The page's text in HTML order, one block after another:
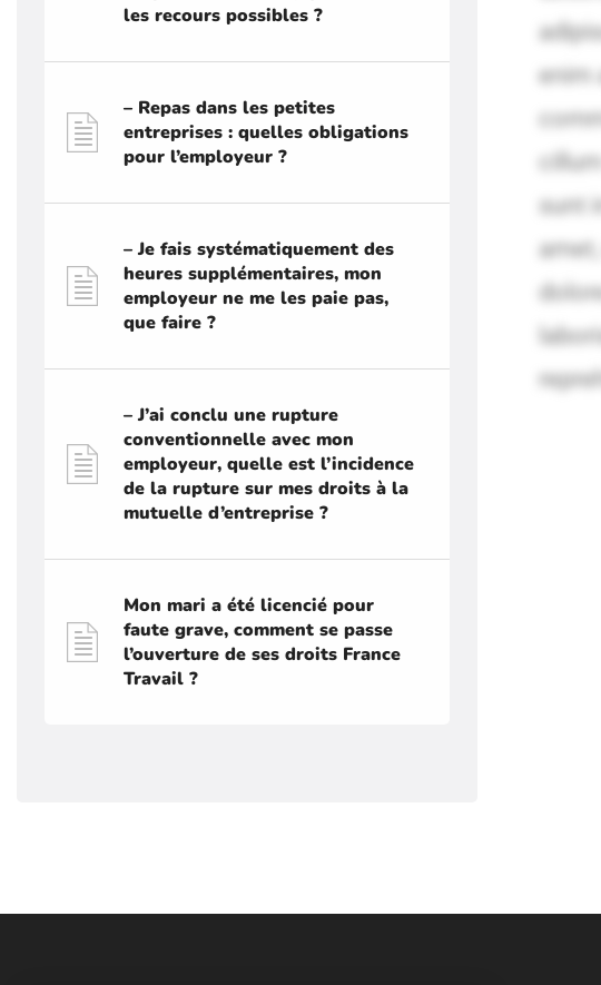
les recours possibles ?
– Repas dans les petites
entreprises : quelles obligations
pour l’employeur ?
– Je fais systématiquement des
heures supplémentaires, mon
employeur ne me les paie pas,
que faire ?
– J’ai conclu une rupture
conventionnelle avec mon
employeur, quelle est l’incidence
de la rupture sur mes droits à la
mutuelle d’entreprise ?
Mon mari a été licencié pour
faute grave, comment se passe
l’ouverture de ses droits France
Travail ?